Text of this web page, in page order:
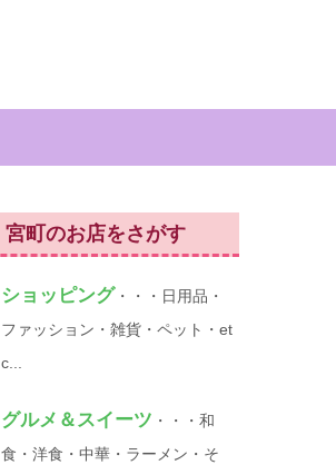
宮町のお店をさがす
ショッピング ・・・日用品・
ファッション・雑貨・ペット・et
c...
グルメ＆スイーツ ・・・和
食・洋食・中華・ラーメン・そ